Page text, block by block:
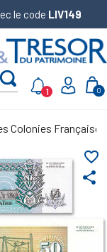
le code LIV149
0
1
Colonies Françaises
share
favorite_border